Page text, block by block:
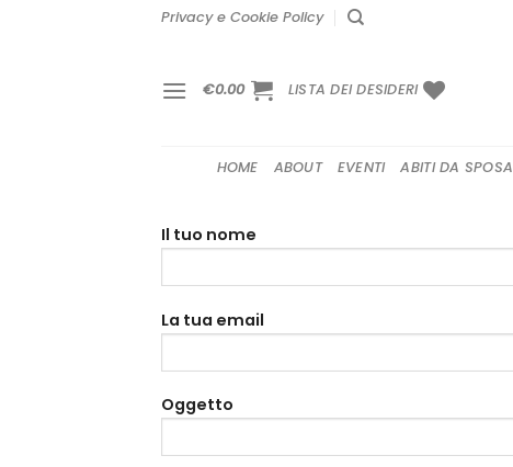
Privacy e Cookie Policy
€0.00 LISTA DEI DESIDERI
HOME ABOUT EVENTI ABITI DA SPOSA
Il tuo nome
La tua email
Oggetto